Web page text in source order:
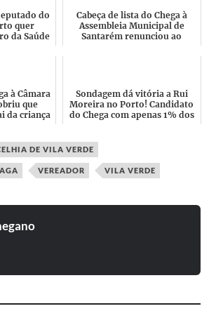
do
quer
da Saúde
Cabeça de lista do Chega à
Assembleia Municipal de
Santarém renunciou ao
à Câmara
que
da criança
Sondagem dá vitória a Rui
Moreira no Porto! Candidato
do Chega com apenas 1% dos
DE VILA VERDE
VEREADOR VILA VERDE